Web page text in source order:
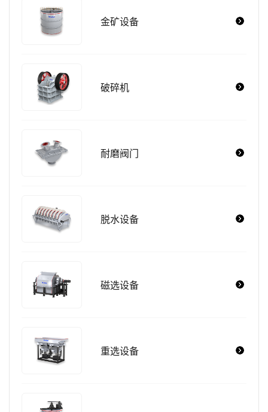
金矿设备
破碎机
耐磨阀门
脱水设备
磁选设备
重选设备